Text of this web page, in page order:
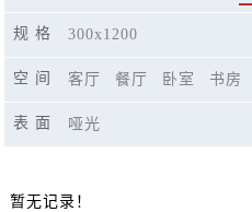
规 格 300x1200
空 间 客厅 餐厅 卧室 书房
表 面 哑光
暂无记录！